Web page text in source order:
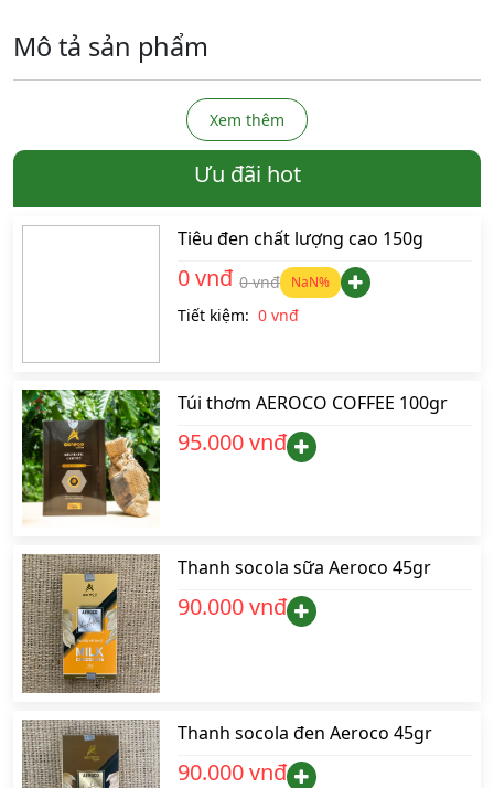
Mô tả sản phẩm
Xem thêm
Ưu đãi hot
Tiêu đen chất lượng cao 150g
0 vnđ 0 vnđ NaN%
Tiết kiệm: 0 vnđ
Túi thơm AEROCO COFFEE 100gr
95.000 vnđ
Thanh socola sữa Aeroco 45gr
90.000 vnđ
Thanh socola đen Aeroco 45gr
90.000 vnđ